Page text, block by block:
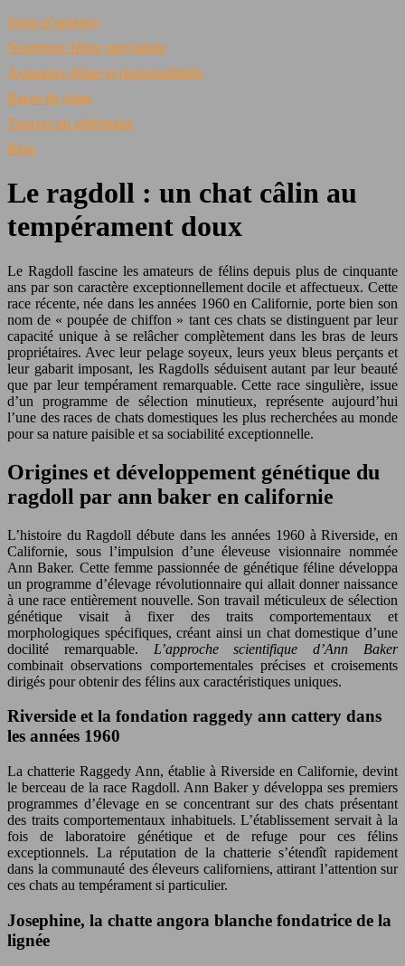
Soins d’urgence
Nourriture féline spécialisée
Assurance féline et responsabilités
Races de chats
Trouver un vétérinaire
Blog
Le ragdoll : un chat câlin au
tempérament doux
Le Ragdoll fascine les amateurs de félins depuis plus de cinquante
ans par son caractère exceptionnellement docile et affectueux. Cette
race récente, née dans les années 1960 en Californie, porte bien son
nom de « poupée de chiffon » tant ces chats se distinguent par leur
capacité unique à se relâcher complètement dans les bras de leurs
propriétaires. Avec leur pelage soyeux, leurs yeux bleus perçants et
leur gabarit imposant, les Ragdolls séduisent autant par leur beauté
que par leur tempérament remarquable. Cette race singulière, issue
d’un programme de sélection minutieux, représente aujourd’hui
l’une des races de chats domestiques les plus recherchées au monde
pour sa nature paisible et sa sociabilité exceptionnelle.
Origines et développement génétique du
ragdoll par ann baker en californie
L’histoire du Ragdoll débute dans les années 1960 à Riverside, en
Californie, sous l’impulsion d’une éleveuse visionnaire nommée
Ann Baker. Cette femme passionnée de génétique féline développa
un programme d’élevage révolutionnaire qui allait donner naissance
à une race entièrement nouvelle. Son travail méticuleux de sélection
génétique visait à fixer des traits comportementaux et
morphologiques spécifiques, créant ainsi un chat domestique d’une
docilité remarquable. L’approche scientifique d’Ann Baker
combinait observations comportementales précises et croisements
dirigés pour obtenir des félins aux caractéristiques uniques.
Riverside et la fondation raggedy ann cattery dans
les années 1960
La chatterie Raggedy Ann, établie à Riverside en Californie, devint
le berceau de la race Ragdoll. Ann Baker y développa ses premiers
programmes d’élevage en se concentrant sur des chats présentant
des traits comportementaux inhabituels. L’établissement servait à la
fois de laboratoire génétique et de refuge pour ces félins
exceptionnels. La réputation de la chatterie s’étendît rapidement
dans la communauté des éleveurs californiens, attirant l’attention sur
ces chats au tempérament si particulier.
Josephine, la chatte angora blanche fondatrice de la
lignée